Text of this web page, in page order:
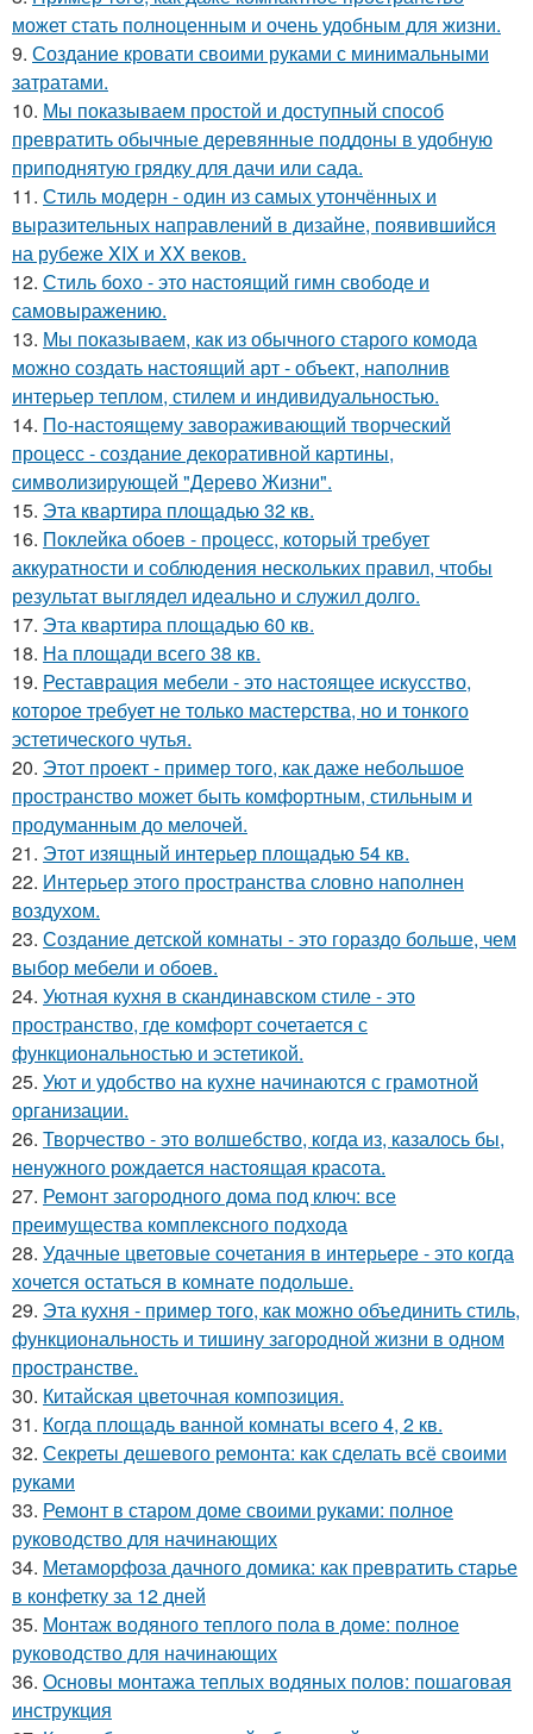
может стать полноценным и очень удобным для жизни.
9. Создание кровати своими руками с минимальными
затратами.
10. Мы показываем простой и доступный способ
превратить обычные деревянные поддоны в удобную
приподнятую грядку для дачи или сада.
11. Стиль модерн - один из самых утончённых и
выразительных направлений в дизайне, появившийся
на рубеже XIX и XX веков.
12. Стиль бохо - это настоящий гимн свободе и
самовыражению.
13. Мы показываем, как из обычного старого комода
можно создать настоящий арт - объект, наполнив
интерьер теплом, стилем и индивидуальностью.
14. По-настоящему завораживающий творческий
процесс - создание декоративной картины,
символизирующей "Дерево Жизни".
15. Эта квартира площадью 32 кв.
16. Поклейка обоев - процесс, который требует
аккуратности и соблюдения нескольких правил, чтобы
результат выглядел идеально и служил долго.
17. Эта квартира площадью 60 кв.
18. На площади всего 38 кв.
19. Реставрация мебели - это настоящее искусство,
которое требует не только мастерства, но и тонкого
эстетического чутья.
20. Этот проект - пример того, как даже небольшое
пространство может быть комфортным, стильным и
продуманным до мелочей.
21. Этот изящный интерьер площадью 54 кв.
22. Интерьер этого пространства словно наполнен
воздухом.
23. Создание детской комнаты - это гораздо больше, чем
выбор мебели и обоев.
24. Уютная кухня в скандинавском стиле - это
пространство, где комфорт сочетается с
функциональностью и эстетикой.
25. Уют и удобство на кухне начинаются с грамотной
организации.
26. Творчество - это волшебство, когда из, казалось бы,
ненужного рождается настоящая красота.
27. Ремонт загородного дома под ключ: все
преимущества комплексного подхода
28. Удачные цветовые сочетания в интерьере - это когда
хочется остаться в комнате подольше.
29. Эта кухня - пример того, как можно объединить стиль,
функциональность и тишину загородной жизни в одном
пространстве.
30. Китайская цветочная композиция.
31. Когда площадь ванной комнаты всего 4, 2 кв.
32. Секреты дешевого ремонта: как сделать всё своими
руками
33. Ремонт в старом доме своими руками: полное
руководство для начинающих
34. Метаморфоза дачного домика: как превратить старье
в конфетку за 12 дней
35. Монтаж водяного теплого пола в доме: полное
руководство для начинающих
36. Основы монтажа теплых водяных полов: пошаговая
инструкция